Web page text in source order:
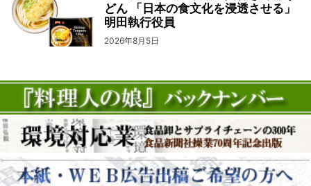
どん 「日本の食文化を浸透させる」
明田執行役員
2026年8月5日